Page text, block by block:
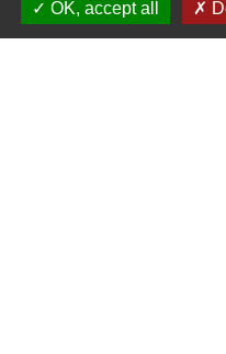
Téléphone pour
dehors des
OK, accept all